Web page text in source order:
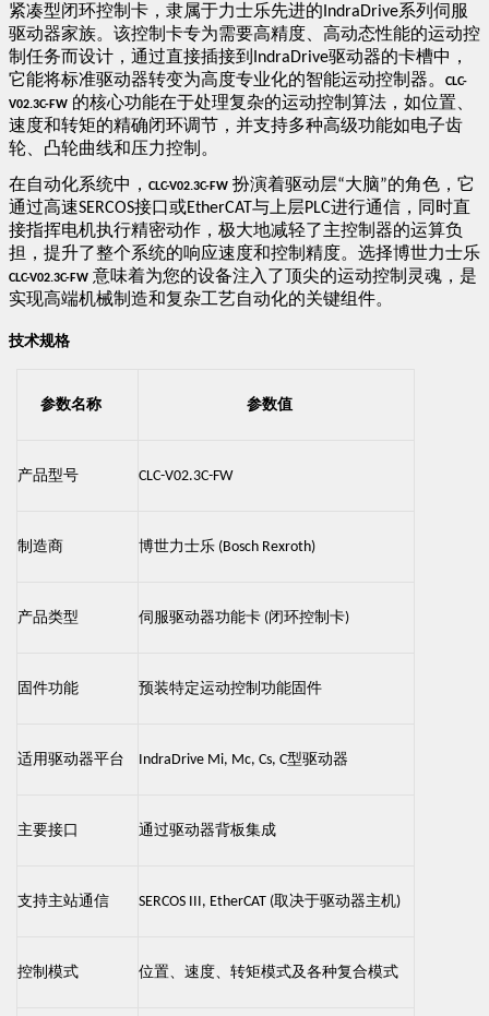
紧凑型闭环控制卡，隶属于力士乐先进的IndraDrive系列伺服
驱动器家族。该控制卡专为需要高精度、高动态性能的运动控
制任务而设计，通过直接插接到 IndraDrive驱动器的卡槽中，
它能将标准驱动器转变为高度专业化的智能运动控制器。
​CLC-
V02.3C-FW​ 的核心功能在于处理复杂的运动控制算法，如位置、
速度和转矩的精确闭环调节，并支持多种高级功能如电子齿
轮、凸轮曲线和压力控制。
在自动化系统中， ​CLC-V02.3C-FW​ 扮演着驱动层“大脑”的角色，它
通过高速SERCOS接口或EtherCAT与上层PLC进行通信，同时直
接指挥电机执行精密动作，极大地减轻了主控制器的运算负
担，提升了整个系统的响应速度和控制精度。选择博世力士乐
​CLC-V02.3C-FW​ 意味着为您的设备注入了顶尖的运动控制灵魂，是
实现高端机械制造和复杂工艺自动化的关键组件。
​技术规格​
参数名称 参数值
产品型号 CLC-V02.3C-FW
制造商 博世力士乐 (Bosch Rexroth)
产品类型 伺服驱动器功能卡 (闭环控制卡)
固件功能 预装特定运动控制功能固件
适用驱动器平台 IndraDrive Mi, Mc, Cs, C型驱动器
主要接口 通过驱动器背板集成
支持主站通信 SERCOS III, EtherCAT (取决于驱动器主机)
控制模式 位置、速度、转矩模式及各种复合模式